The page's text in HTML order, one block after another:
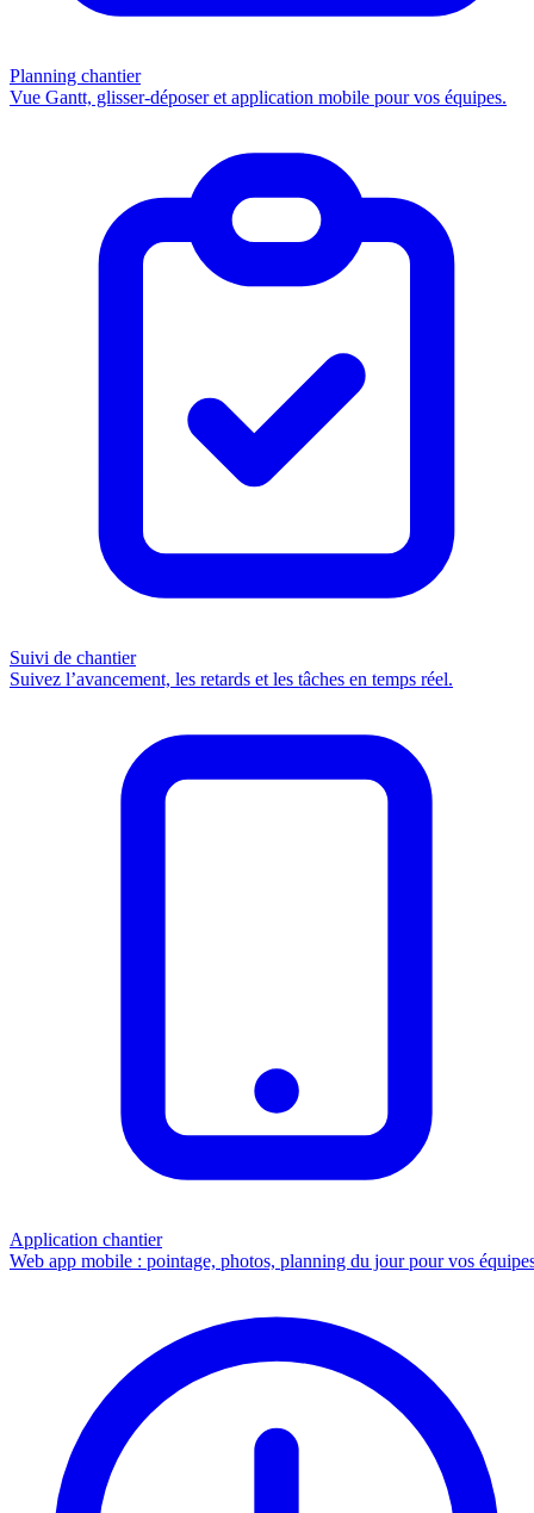
Planning chantier
Vue Gantt, glisser-déposer et application mobile pour vos équipes.
Suivi de chantier
Suivez l’avancement, les retards et les tâches en temps réel.
Application chantier
Web app mobile : pointage, photos, planning du jour pour vos